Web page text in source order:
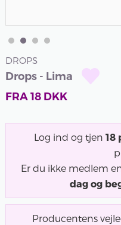
DROPS
Drops - Lima
FRA18DKK
Log ind og tjen 18
Er du ikke medlem
dag og
Producentens